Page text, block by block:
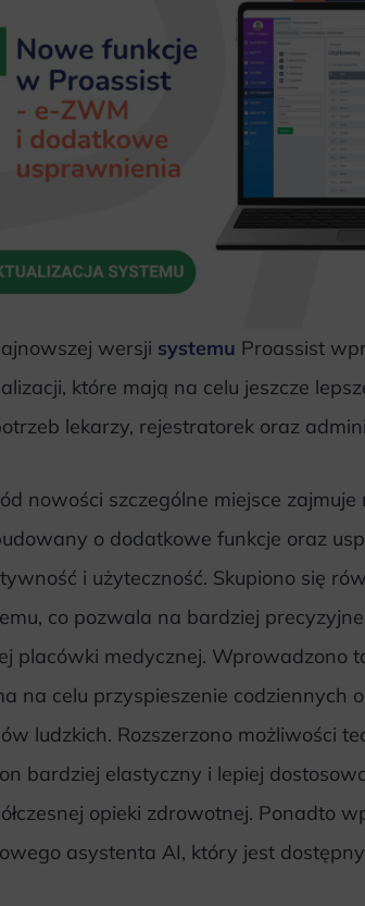
wersji systemu Proassist
które mają na celu jeszcze
lekarzy, rejestratorek oraz
nowości szczególne miejsce
o dodatkowe funkcje oraz
i użyteczność. Skupiono się
co pozwala na bardziej
placówki medycznej. Wprowadzono
na celu przyspieszenie codziennych
ludzkich. Rozszerzono możliwości
bardziej elastyczny i lepiej
opieki zdrowotnej. Ponadto
asystenta AI, który jest